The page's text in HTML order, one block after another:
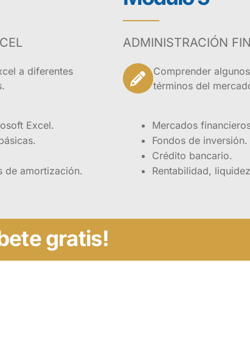
de un conocimiento financiero previo.
que se divide en cinco módulos de formación,
presenta un excelente material académico y
el estudiante.
ejecutivos con diferentes
previos en finanzas con interés
básicos y conceptos financieros
a diferentes
Excel.
de amortización.
ADMINISTRACIÓN
Comprender
términos del
Mercados
Fondos de inversión.
Crédito bancario.
Rentabilidad,
gratis!